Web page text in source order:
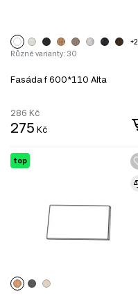
+2
Různé varianty: 30
Fasáda f 600*110 Alta
286 Kč
275 Kč
top